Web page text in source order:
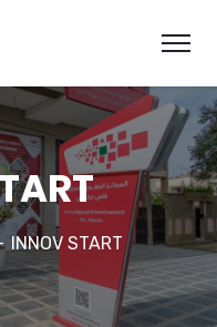
INNOV START